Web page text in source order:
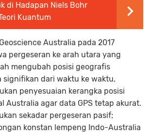
di Hadapan Niels Bohr
Kuantum
Australia pada 2017
pergeseran ke arah utara yang
mengubah posisi geografis
signifikan dari waktu ke waktu,
penyesuaian kerangka posisi
Australia agar data GPS tetap akurat.
sekadar pergeseran pasif;
konstan lempeng Indo-Australia